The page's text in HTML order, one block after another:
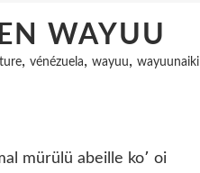
WAYUU
, vénézuela, wayuu, wayuunaiki
mürülü abeille ko՚ oi